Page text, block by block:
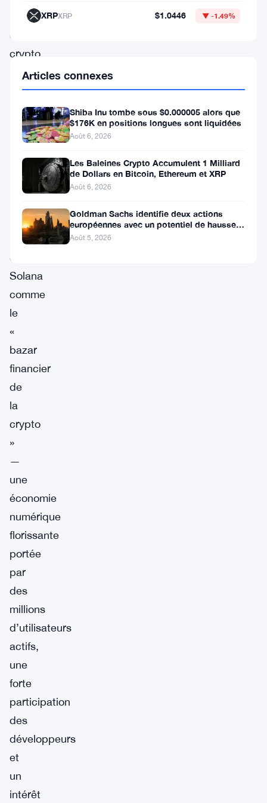
des
écosystèmes
crypto
plus
actifs
dynamiques.
Dans
son
rapport,
Grayscale
décrit
Solana
comme
le
«
bazar
financier
de
la
crypto
»
—
une
économie
numérique
florissante
portée
par
des
millions
d’utilisateurs
actifs,
une
forte
participation
des
développeurs
et
un
intérêt
XRPXRP $1.0446 ▼ -1.49%
Articles connexes
Shiba Inu tombe sous $0.000005 alors que
$176K en positions longues sont liquidées
Août 6, 2026
Les Baleines Crypto Accumulent 1 Milliard
de Dollars en Bitcoin, Ethereum et XRP
Août 6, 2026
Goldman Sachs identifie deux actions
européennes avec un potentiel de hausse
de plus de 100 %
Août 5, 2026